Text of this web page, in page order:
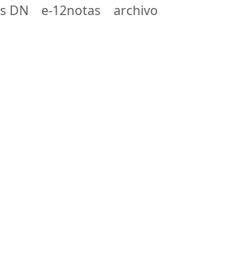
DN e-12notas archivo